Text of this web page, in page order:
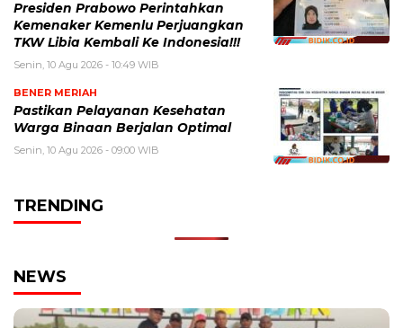
Presiden Prabowo Perintahkan
Kemenaker Kemenlu Perjuangkan
TKW Libia Kembali Ke Indonesia!!!
Senin, 10 Agu 2026 - 10:49 WIB
BENER MERIAH
Pastikan Pelayanan Kesehatan
Warga Binaan Berjalan Optimal
Senin, 10 Agu 2026 - 09:00 WIB
TRENDING
NEWS